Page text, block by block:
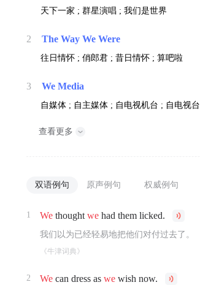
天下一家 ; 群星演唱 ; 我们是世界
2 The Way We Were
往日情怀 ; 俏郎君 ; 昔日情怀 ; 算吧啦
3 We Media
自媒体 ; 自主媒体 ; 自电视机台 ; 自电视台
查看更多
双语例句 原声例句 权威例句
1 We thoughtwe had them licked.
我们以为已经轻易地把他们对付过去了。
《牛津词典》
2 We can dress aswe wish now.